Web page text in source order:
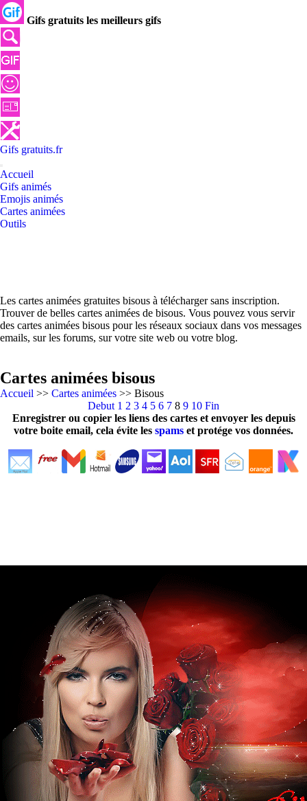
Gifs gratuits les meilleurs gifs
Gifs gratuits.fr
Accueil
Gifs animés
Emojis animés
Cartes animées
Outils
Les cartes animées gratuites bisous à télécharger sans inscription.
Trouver de belles cartes animées de bisous. Vous pouvez vous servir
des cartes animées bisous pour les réseaux sociaux dans vos messages
emails, sur les forums, sur votre site web ou votre blog.
Cartes animées bisous
Accueil >> Cartes animées >> Bisous
Debut 1 2 3 4 5 6 7 8 9 10 Fin
Enregistrer ou copier les liens des cartes et envoyer les depuis
votre boite email, cela évite les spams et protége vos données.